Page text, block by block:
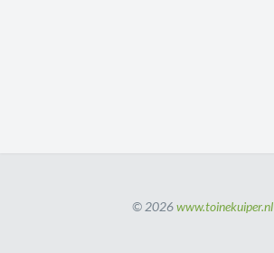
© 2026www.toinekuiper.nl